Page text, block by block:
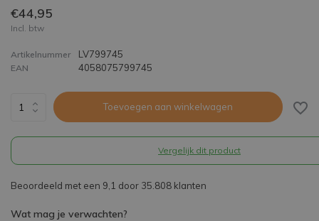
€44,95
Incl. btw
Artikelnummer LV799745
EAN 4058075799745
Toevoegen aan winkelwagen
Vergelijk dit product
Beoordeeld met een 9,1 door 35.808 klanten
Wat mag je verwachten?